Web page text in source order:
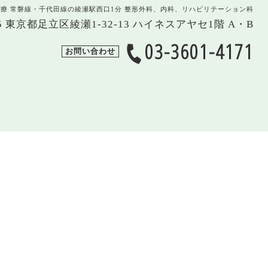
常磐線・千代田線の綾瀬駅西口1分 整形外科、内科、リハビリテーション科
東京都足立区綾瀬1-32-13 ハイネスアヤセ1階 A・B
お問い合わせ 03-3601-4171